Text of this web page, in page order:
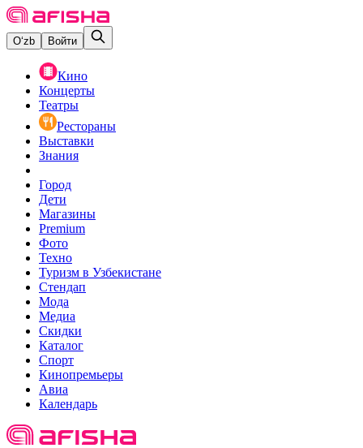
O‘zb Войти
Кино
Концерты
Театры
Рестораны
Выставки
Знания
Город
Дети
Магазины
Premium
Фото
Техно
Туризм в Узбекистане
Стендап
Мода
Медиа
Скидки
Каталог
Спорт
Кинопремьеры
Авиа
Календарь